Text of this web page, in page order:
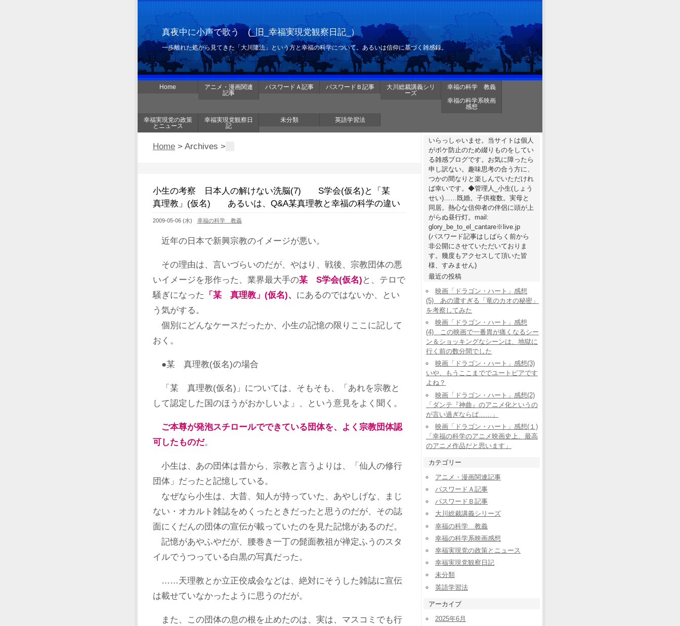
真夜中に小声で歌う (_旧_幸福実現党観察日記_）
一歩離れた処から見てきた「大川隆法」という方と幸福の科学について。あるいは信仰に基づく雑感録。
Home
アニメ・漫画関連
記事
パスワードＡ記事 パスワードＢ記事
大川総裁講義シリ
ーズ
幸福の科学 教義
幸福の科学系映画
感想
幸福実現党の政策
とニュース
幸福実現党観察日
記
未分類 英語学習法
Home > Archives >
小生の考察 日本人の解けない洗脳(7) S学会(仮名)と「某
真理教」(仮名) あるいは、Q&A某真理教と幸福の科学の違い
2009-05-06 (水) 幸福の科学 教義
近年の日本で新興宗教のイメージが悪い。
その理由は、言いづらいのだが、やはり、戦後、宗教団体の悪
いイメージを形作った、業界最大手の某 S学会(仮名) と、テロで
騒ぎになった
「某 真理教」(仮名)、 にあるのではないか、とい
う気がする。
個別にどんなケースだったか、小生の記憶の限りここに記して
おく。
●某 真理教(仮名)の場合
「某 真理教(仮名)」については、そもそも、「あれを宗教と
して認定した国のほうがおかしいよ」、という意見をよく聞く。
ご本尊が発泡スチロールでできている団体を、よく宗教団体認
可したものだ。
小生は、あの団体は昔から、宗教と言うよりは、「仙人の修行
団体」だったと記憶している。
なぜなら小生は、大昔、知人が持っていた、あやしげな、まじ
ない・オカルト雑誌をめくったときだったと思うのだが、その誌
面にくだんの団体の宣伝が載っていたのを見た記憶があるのだ。
記憶があやふやだが、腰巻き一丁の髭面教祖が禅定ふうのスタ
イルでうつっている白黒の写真だった。
……天理教とか立正佼成会などは、絶対にそうした雑誌に宣伝
は載せていなかったように思うのだが。
また、この団体の息の根を止めたのは、実は、マスコミでも行
いらっしゃいませ。当サイトは個人
がボケ防止のため綴りものをしてい
る雑感ブログです。お気に障ったら
申し訳ない。趣味思考の合う方に、
つかの間なりと楽しんでいただけれ
ば幸いです。◆管理人_小生(しょう
せい)……既婚。子供複数。実母と
同居。熱心な信仰者の伴侶に頭が上
がらぬ昼行灯。mail:
glory_be_to_el_cantare※live.jp
(パスワード記事はしばらく前から
非公開にさせていただいておりま
す。幾度もアクセスして頂いた皆
様、すみません)
最近の投稿
映画「ドラゴン・ハート」感想
(5) あの濃すぎる「竜のカオの秘密」
を考察してみた
映画「ドラゴン・ハート」感想
(4) この映画で一番胃が痛くなるシー
ン＆ショッキングなシーンは、地獄に
行く前の数分間でした
映画「ドラゴン・ハート」感想(3)
いや、もうここまででユートピアです
よね？
映画「ドラゴン・ハート」感想(2)
「ダンテ『神曲』のアニメ化というの
が言い過ぎならば……」
映画「ドラゴン・ハート」感想(１)
「幸福の科学のアニメ映画史上、最高
のアニメ作品だと思います」
カテゴリー
アニメ・漫画関連記事
パスワードＡ記事
パスワードＢ記事
大川総裁講義シリーズ
幸福の科学 教義
幸福の科学系映画感想
幸福実現党の政策とニュース
幸福実現党観察日記
未分類
英語学習法
アーカイブ
2025年6月